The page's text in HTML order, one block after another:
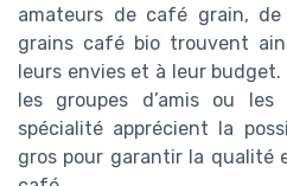
amateurs de café grain,
grains café bio trouvent
leurs envies et à leur
les groupes d’amis ou
spécialité apprécient la
gros pour garantir la qualité